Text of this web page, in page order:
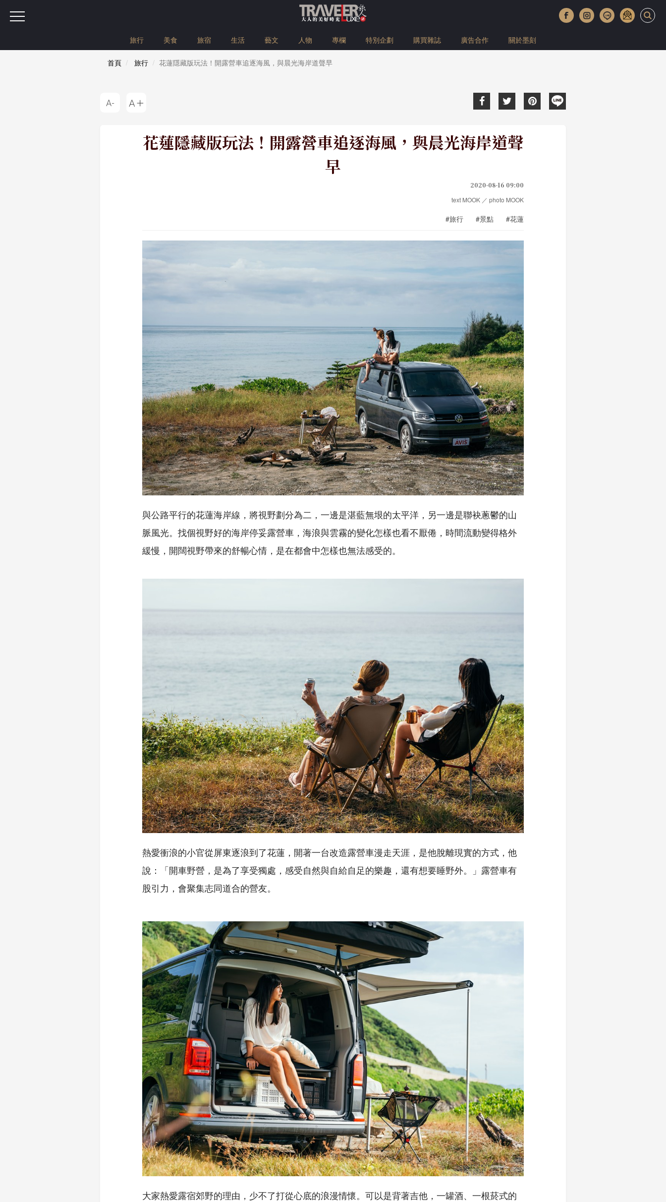
旅行 美食 旅宿 生活 藝文 人物 專欄 特別企劃 購買雜誌 廣告合作 關於墨刻
首頁 旅行 花蓮隱藏版玩法！開露營車追逐海風，與晨光海岸道聲早
花蓮隱藏版玩法！開露營車追逐海風，與晨光海岸道聲
早
2020-08-16 09:00
text MOOK ／ photo MOOK
#旅行 #景點 #花蓮
與公路平行的花蓮海岸線，將視野劃分為二，一邊是湛藍無垠的太平洋，另一邊是聯袂蔥鬱的山
脈風光。找個視野好的海岸停妥露營車，海浪與雲霧的變化怎樣也看不厭倦，時間流動變得格外
緩慢，開闊視野帶來的舒暢心情，是在都會中怎樣也無法感受的。
熱愛衝浪的小官從屏東逐浪到了花蓮，開著一台改造露營車漫走天涯，是他脫離現實的方式，他
說：「開車野營，是為了享受獨處，感受自然與自給自足的樂趣，還有想要睡野外。」露營車有
股引力，會聚集志同道合的營友。
大家熱愛露宿郊野的理由，少不了打從心底的浪漫情懷。可以是背著吉他，一罐酒、一根菸式的